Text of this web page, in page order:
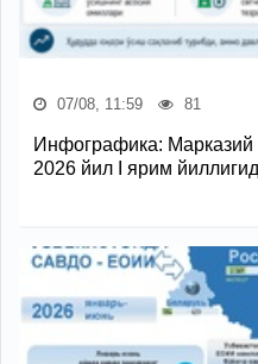
07/08, 11:59 81
Инфографика: Марказий
2026 йил I ярим